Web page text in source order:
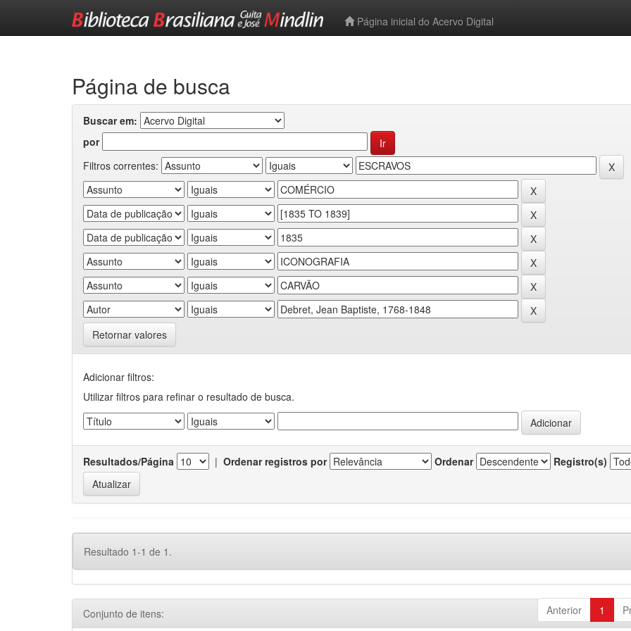
Página inicial do Acervo Digital
Página de busca
Buscar em:
por
Filtros correntes:
Retornar valores
Adicionar filtros:
Utilizar filtros para refinar o resultado de busca.
Resultados/Página | Ordenar registros por Ordenar Registro(s)
Resultado 1-1 de 1.
Anterior 1
Conjunto de itens: